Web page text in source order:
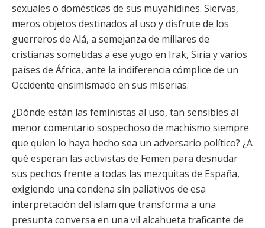
sexuales o domésticas de sus muyahidines. Siervas,
meros objetos destinados al uso y disfrute de los
guerreros de Alá, a semejanza de millares de
cristianas sometidas a ese yugo en Irak, Siria y varios
países de África, ante la indiferencia cómplice de un
Occidente ensimismado en sus miserias.
¿Dónde están las feministas al uso, tan sensibles al
menor comentario sospechoso de machismo siempre
que quien lo haya hecho sea un adversario político? ¿A
qué esperan las activistas de Femen para desnudar
sus pechos frente a todas las mezquitas de España,
exigiendo una condena sin paliativos de esa
interpretación del islam que transforma a una
presunta conversa en una vil alcahueta traficante de